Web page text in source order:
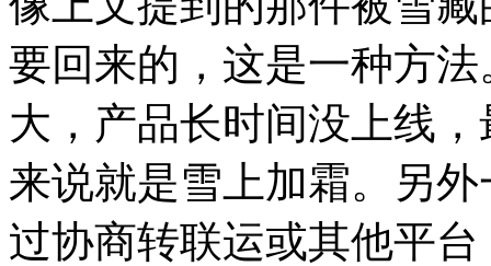
要回来的，这是一种方
大，产品长时间没上线
来说就是雪上加霜。另
过协商转联运或其他平